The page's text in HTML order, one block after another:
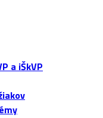
a iŠkVP